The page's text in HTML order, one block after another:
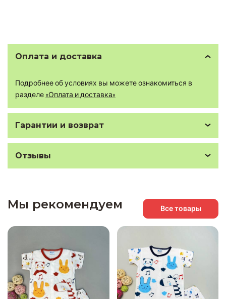
Оплата и доставка
Подробнее об условиях вы можете ознакомиться в
разделе «Оплата и доставка»
Гарантии и возврат
Отзывы
Мы рекомендуем Все товары